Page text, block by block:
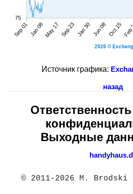
Источник графика:
назад
Ответственность
Выходные
© 2011-2026 M. Brodski